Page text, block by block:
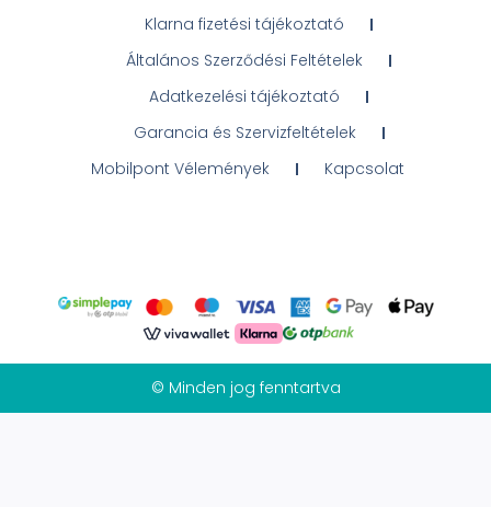
Klarna fizetési tájékoztató
Általános Szerződési Feltételek
Adatkezelési tájékoztató
Garancia és Szervizfeltételek
Mobilpont Vélemények
Kapcsolat
© Minden jog fenntartva